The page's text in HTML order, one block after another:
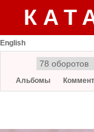
English
Альбомы